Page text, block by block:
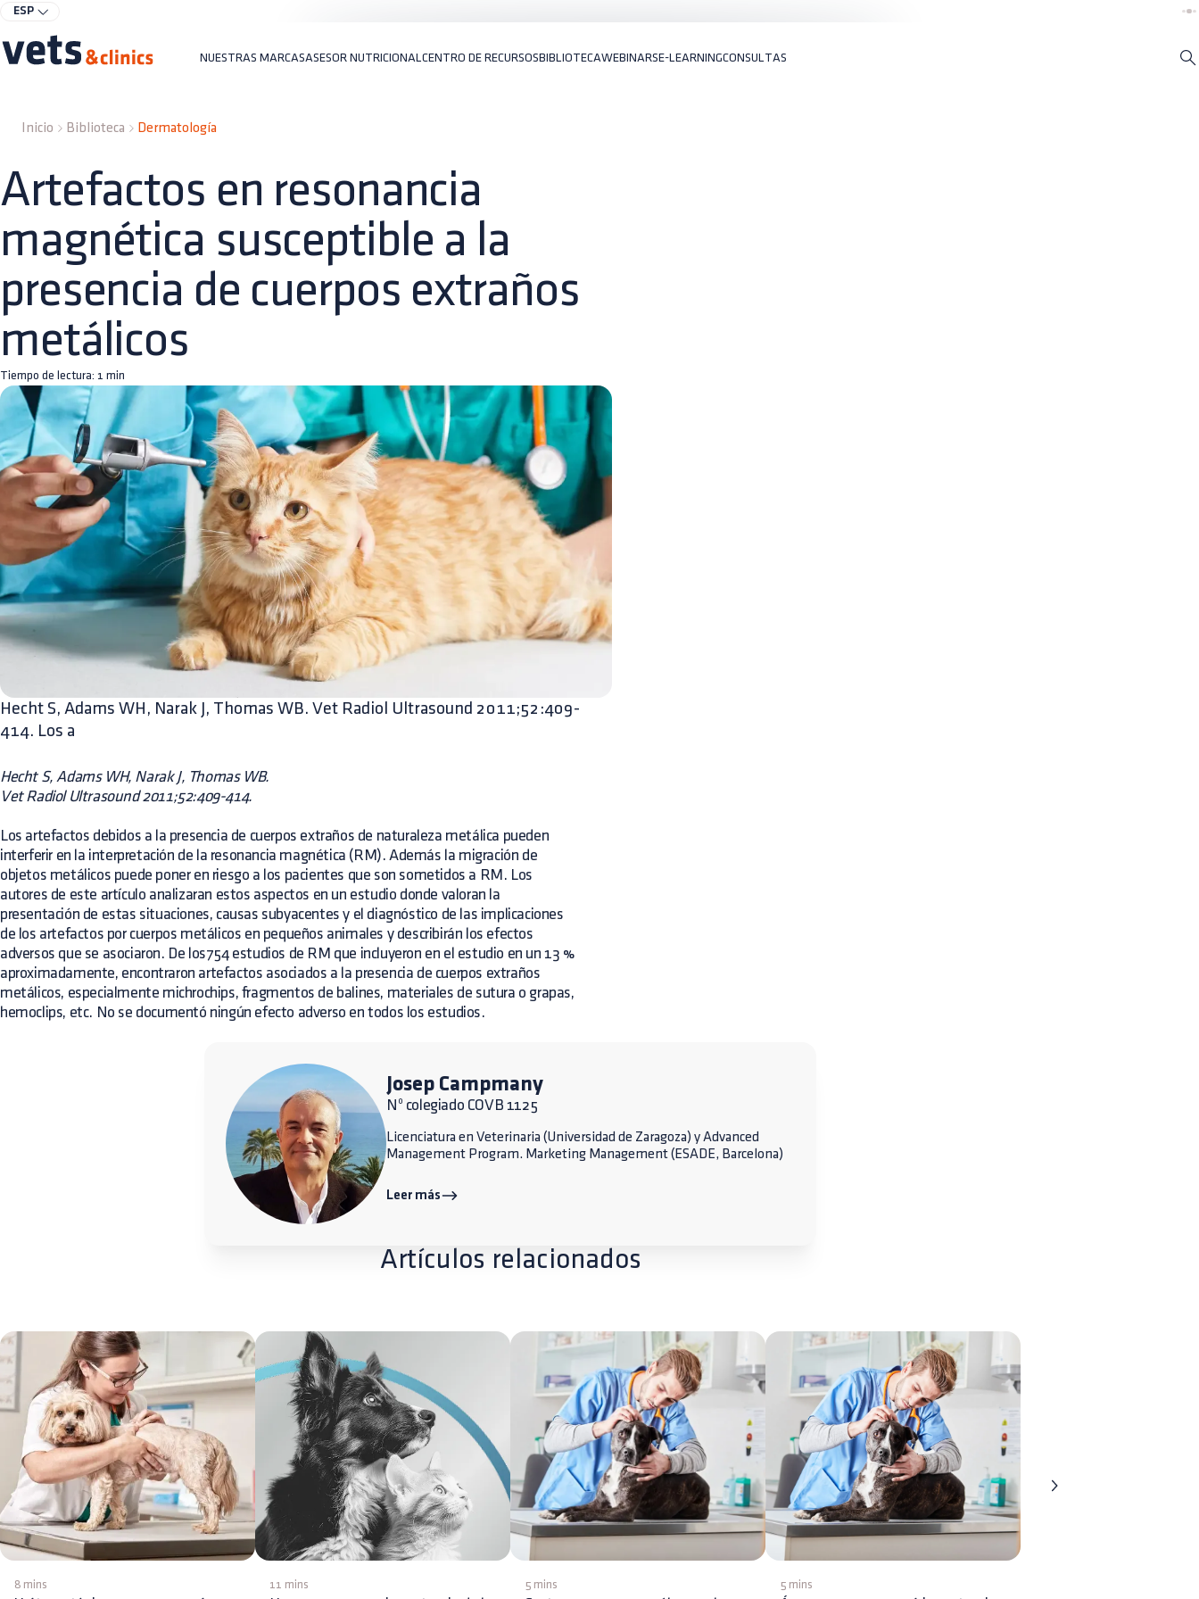
ESP
NUESTRAS MARCASASESOR NUTRICIONAL CENTRO DE RECURSOSBIBLIOTECAWEBINARSE-LEARNINGCONSULTAS
Inicio Biblioteca Dermatología
Artefactos en resonancia
magnética susceptible a la
presencia de cuerpos extraños
metálicos
Tiempo de lectura: 1 min
Hecht S, Adams WH, Narak J, Thomas WB. Vet Radiol Ultrasound 2011;52:409-
414. Los a
Hecht S, Adams WH, Narak J, Thomas WB.
Vet Radiol Ultrasound 2011;52:409-414.
Los artefactos debidos a la presencia de cuerpos extraños de naturaleza metálica pueden
interferir en la interpretación de la resonancia magnética (RM). Además la migración de
objetos metálicos puede poner en riesgo a los pacientes que son sometidos a RM. Los
autores de este artículo analizaran estos aspectos en un estudio donde valoran la
presentación de estas situaciones, causas subyacentes y el diagnóstico de las implicaciones
de los artefactos por cuerpos metálicos en pequeños animales y describirán los efectos
adversos que se asociaron. De los754 estudios de RM que incluyeron en el estudio en un 13 %
aproximadamente, encontraron artefactos asociados a la presencia de cuerpos extraños
metálicos, especialmente michrochips, fragmentos de balines, materiales de sutura o grapas,
hemoclips, etc. No se documentó ningún efecto adverso en todos los estudios.
Josep Campmany
Nº colegiado COVB 1125
Licenciatura en Veterinaria (Universidad de Zaragoza) y Advanced
Management Program. Marketing Management (ESADE, Barcelona)
Leer más
Artículos relacionados
8 mins 11 mins 5 mins 5 mins